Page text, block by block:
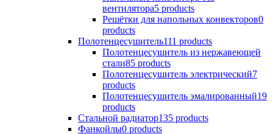
вентилятора5 products
Решётки для напольных конвекторов0
products
Полотенцесушитель111 products
Полотенцесушитель из нержавеющей
стали85 products
Полотенцесушитель электрический7
products
Полотенцесушитель эмалированный19
products
Стальной радиатор135 products
Фанкойлы0 products